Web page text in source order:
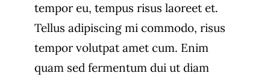
tempor eu, tempus risus laoreet et.
Tellus adipiscing mi commodo, risus
tempor volutpat amet cum. Enim
quam sed fermentum dui ut diam